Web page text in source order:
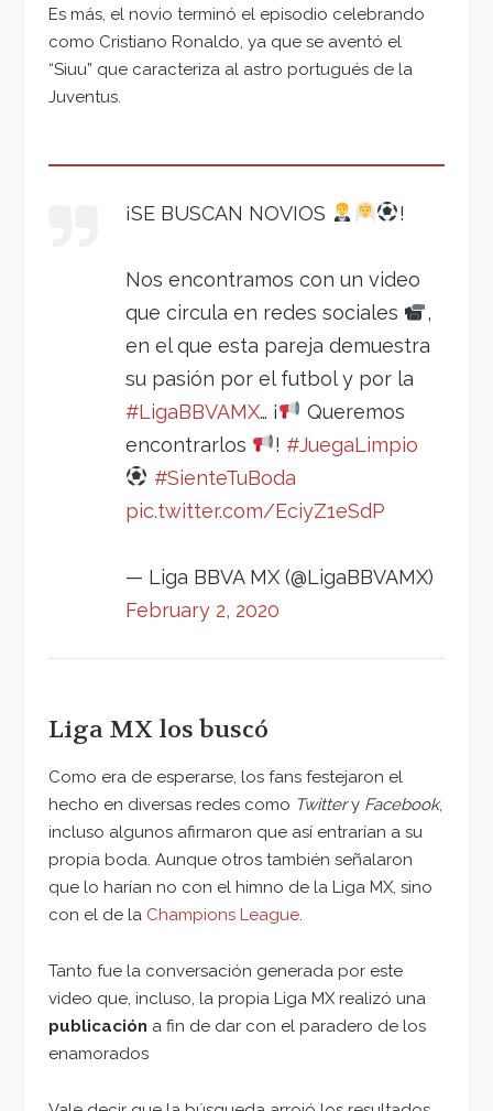
Es más, el novio terminó el episodio celebrando
como Cristiano Ronaldo, ya que se aventó el
“Siuu” que caracteriza al astro portugués de la
Juventus.
¡SE BUSCAN NOVIOS !
Nos encontramos con un video
que circula en redes sociales
,
en el que esta pareja demuestra
su pasión por el futbol y por la
#LigaBBVAMX… ¡
Queremos
encontrarlos
! #JuegaLimpio
#SienteTuBoda
pic.twitter.com/EciyZ1eSdP
— Liga BBVA MX (@LigaBBVAMX)
February 2, 2020
Liga MX los buscó
Como era de esperarse, los fans festejaron el
hecho en diversas redes como Twittery Facebook,
incluso algunos afirmaron que así entrarían a su
propia boda. Aunque otros también señalaron
que lo harían no con el himno de la Liga MX, sino
con el de la Champions League.
Tanto fue la conversación generada por este
video que, incluso, la propia Liga MX realizó una
publicación a fin de dar con el paradero de los
enamorados